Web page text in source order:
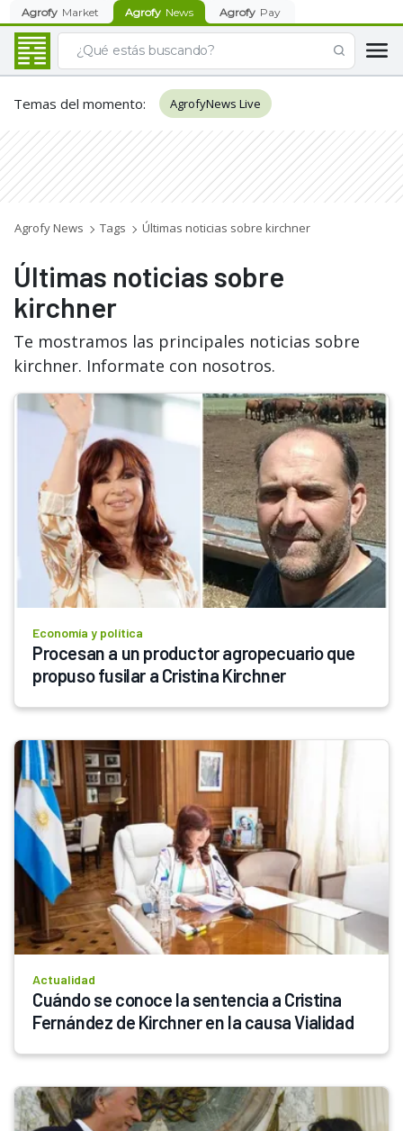
Agrofy Market Agrofy News Agrofy Pay
Temas del momento: AgrofyNews Live
Agrofy News Tags Últimas noticias sobre kirchner
Últimas noticias sobre
kirchner
Te mostramos las principales noticias sobre
kirchner. Informate con nosotros.
Economía y política
Procesan a un productor agropecuario que
propuso fusilar a Cristina Kirchner
Actualidad
Cuándo se conoce la sentencia a Cristina
Fernández de Kirchner en la causa Vialidad